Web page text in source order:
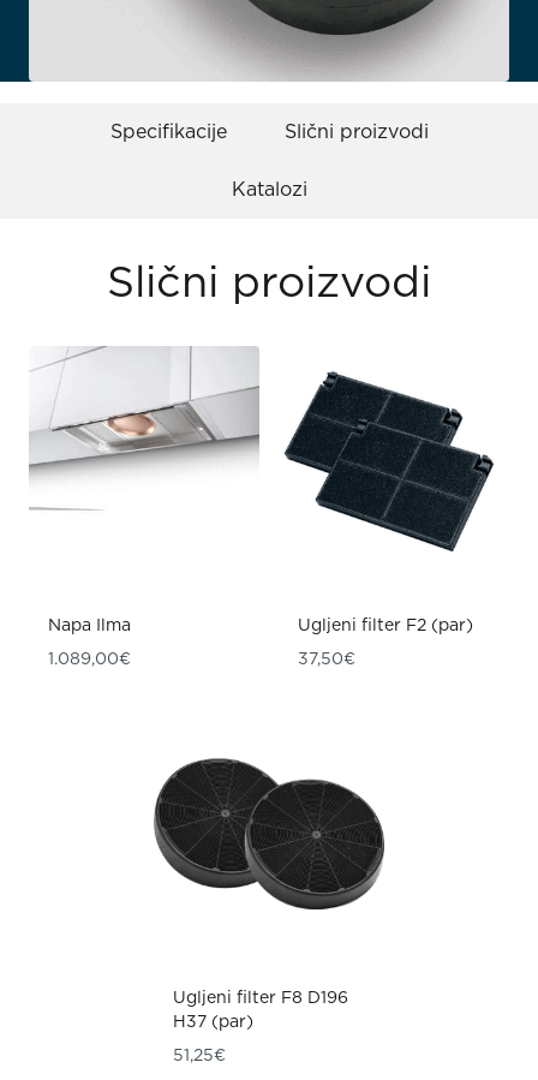
Specifikacije Slični proizvodi
Katalozi
Slični proizvodi
Napa Ilma
1.089,00€
Ugljeni filter F2 (par)
37,50€
Ugljeni filter F8 D196
H37 (par)
51,25€